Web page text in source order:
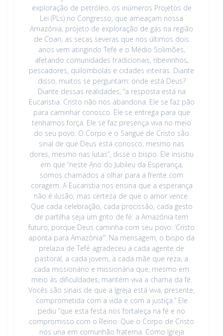
exploração de petróleo, os inúmeros Projetos de
Lei (PLs) no Congresso, que ameaçam nossa
Amazônia, projeto de exploração de gás na região
de Coari, as secas severas que nos últimos dois
anos vem atingindo Tefé e o Médio Solimões,
afetando comunidades tradicionais, ribeirinhos,
pescadores, quilombolas e cidades inteiras. Diante
disso, muitos se perguntam: onde está Deus?
Diante dessas realidades, “a resposta está na
Eucaristia. Cristo não nos abandona. Ele se faz pão
para caminhar conosco. Ele se entrega para que
tenhamos força. Ele se faz presença viva no meio
do seu povo. O Corpo e o Sangue de Cristo são
sinal de que Deus está conosco, mesmo nas
dores, mesmo nas lutas”, disse o bispo. Ele insistiu
em que “neste Ano do Jubileu da Esperança,
somos chamados a olhar para a frente com
coragem. A Eucaristia nos ensina que a esperança
não é ilusão, mas certeza de que o amor vence.
Que cada celebração, cada procissão, cada gesto
de partilha seja um grito de fé: a Amazônia tem
futuro, porque Deus caminha com seu povo: ‘Cristo
aponta para Amazônia’”. Na mensagem, o bispo da
prelazia de Tefé agradeceu a cada agente de
pastoral, a cada jovem, a cada mãe que reza, a
cada missionário e missionária que, mesmo em
meio às dificuldades, mantém viva a chama da fé.
Vocês são sinais de que a Igreja está viva, presente,
comprometida com a vida e com a justiça.” Ele
pediu “que esta festa nos fortaleça na fé e no
compromisso com o Reino. Que o Corpo de Cristo
nos una em comunhão fraterna. Como Igreja